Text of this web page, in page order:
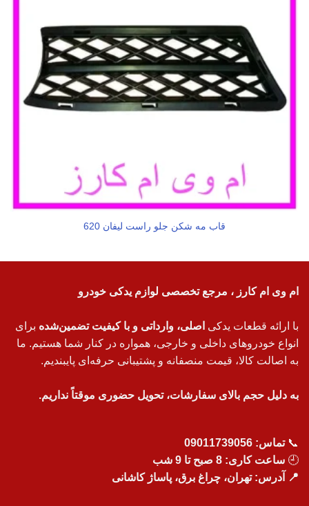
قاب مه شکن جلو راست لیفان 620
ام وی ام کارز ، مرجع تخصصی لوازم یدکی خودرو
با ارائه قطعات یدکی اصلی، وارداتی و با کیفیت تضمین‌شده برای
انواع خودروهای داخلی و خارجی، همواره در کنار شما هستیم. ما
به اصالت کالا، قیمت منصفانه و پشتیبانی حرفه‌ای پایبندیم.
به دلیل حجم بالای سفارشات، تحویل حضوری موقتاً نداریم.
📞تماس: 09011739056
🕘 ساعت کاری: 8 صبح تا 9 شب
📍 آدرس: تهران، چراغ برق، پاساژ کاشانی